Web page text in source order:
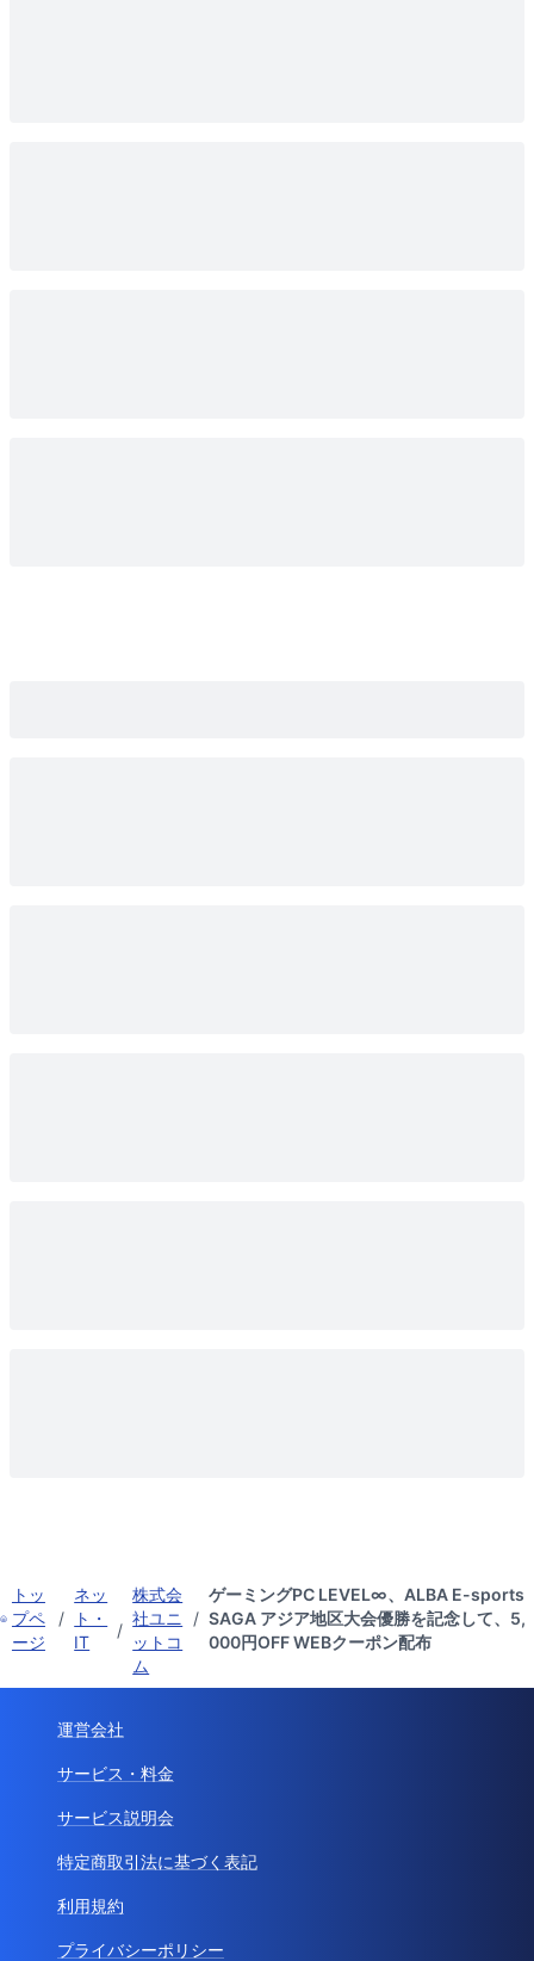
トッ
プペ
ージ
/
ネッ
ト・
IT
/
株式会
社ユニ
ットコ
ム
/
ゲーミングPC LEVEL∞、ALBA E-sports
SAGA アジア地区大会優勝を記念して、5,
000円OFF WEBクーポン配布
運営会社
サービス・料金
サービス説明会
特定商取引法に基づく表記
利用規約
プライバシーポリシー